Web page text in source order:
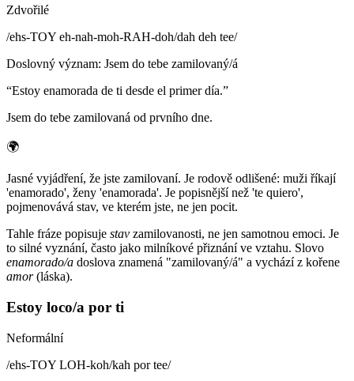
Zdvořilé
/ehs-TOY eh-nah-moh-RAH-doh/dah deh tee/
Doslovný význam: Jsem do tebe zamilovaný/á
“Estoy enamorada de ti desde el primer día.”
Jsem do tebe zamilovaná od prvního dne.
🌍
Jasné vyjádření, že jste zamilovaní. Je rodově odlišené: muži říkají
'enamorado', ženy 'enamorada'. Je popisnější než 'te quiero',
pojmenovává stav, ve kterém jste, ne jen pocit.
Tahle fráze popisuje stav zamilovanosti, ne jen samotnou emoci. Je
to silné vyznání, často jako milníkové přiznání ve vztahu. Slovo
enamorado/a doslova znamená "zamilovaný/á" a vychází z kořene
amor(láska).
Estoy loco/a por ti
Neformální
/ehs-TOY LOH-koh/kah por tee/